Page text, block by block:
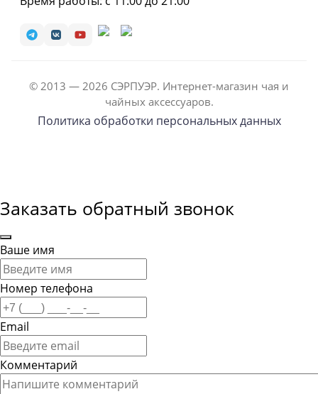
© 2013 — 2026 СЭРПУЭР. Интернет-магазин чая и
чайных аксессуаров.
Политика обработки персональных данных
Заказать обратный звонок
Ваше имя
Номер телефона
Email
Комментарий